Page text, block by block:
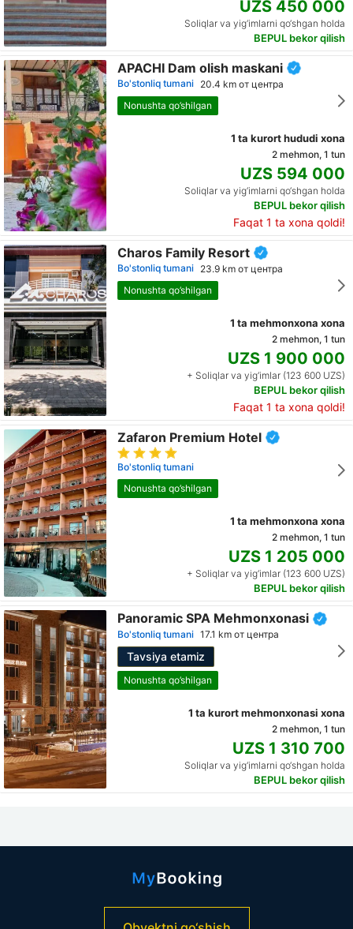
UZS 450 000
Soliqlar va yig‘imlarni qo‘shgan holda
BEPUL bekor qilish
APACHI Dam olish maskani
Bo'stonliq tumani 20.4 km от центра
Nonushta qo’shilgan
1 ta kurort hududi xona
2 mehmon, 1 tun
UZS 594 000
Soliqlar va yig‘imlarni qo‘shgan holda
BEPUL bekor qilish
Faqat 1 ta xona qoldi!
Charos Family Resort
Bo'stonliq tumani 23.9 km от центра
Nonushta qo’shilgan
1 ta mehmonxona xona
2 mehmon, 1 tun
UZS 1 900 000
+ Soliqlar va yig‘imlar (123 600 UZS)
BEPUL bekor qilish
Faqat 1 ta xona qoldi!
Zafaron Premium Hotel
Bo'stonliq tumani
Nonushta qo’shilgan
1 ta mehmonxona xona
2 mehmon, 1 tun
UZS 1 205 000
+ Soliqlar va yig‘imlar (123 600 UZS)
BEPUL bekor qilish
Panoramic SPA Mehmonxonasi
Bo'stonliq tumani 17.1 km от центра
Tavsiya etamiz
Nonushta qo’shilgan
1 ta kurort mehmonxonasi xona
2 mehmon, 1 tun
UZS 1 310 700
Soliqlar va yig‘imlarni qo‘shgan holda
BEPUL bekor qilish